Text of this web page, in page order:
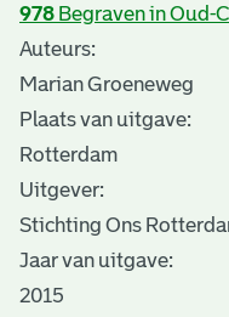
978 Begraven in Oud-
Auteurs:
Marian Groeneweg
Plaats van uitgave:
Rotterdam
Uitgever:
Stichting Ons
Jaar van uitgave:
2015